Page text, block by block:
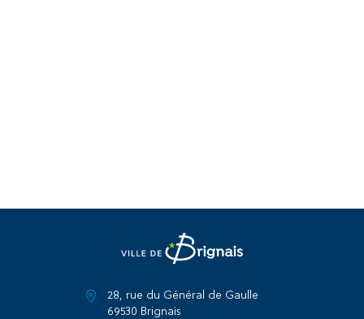
28, rue du Général de Gaulle
69530 Brignais